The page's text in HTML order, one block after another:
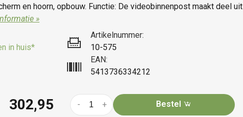
en hoorn, opbouw. Functie: De videobinnenpost maakt deel uit
»
in huis*
Artikelnummer:
10-575
EAN:
5413736334212
302,95 +
- Bestel